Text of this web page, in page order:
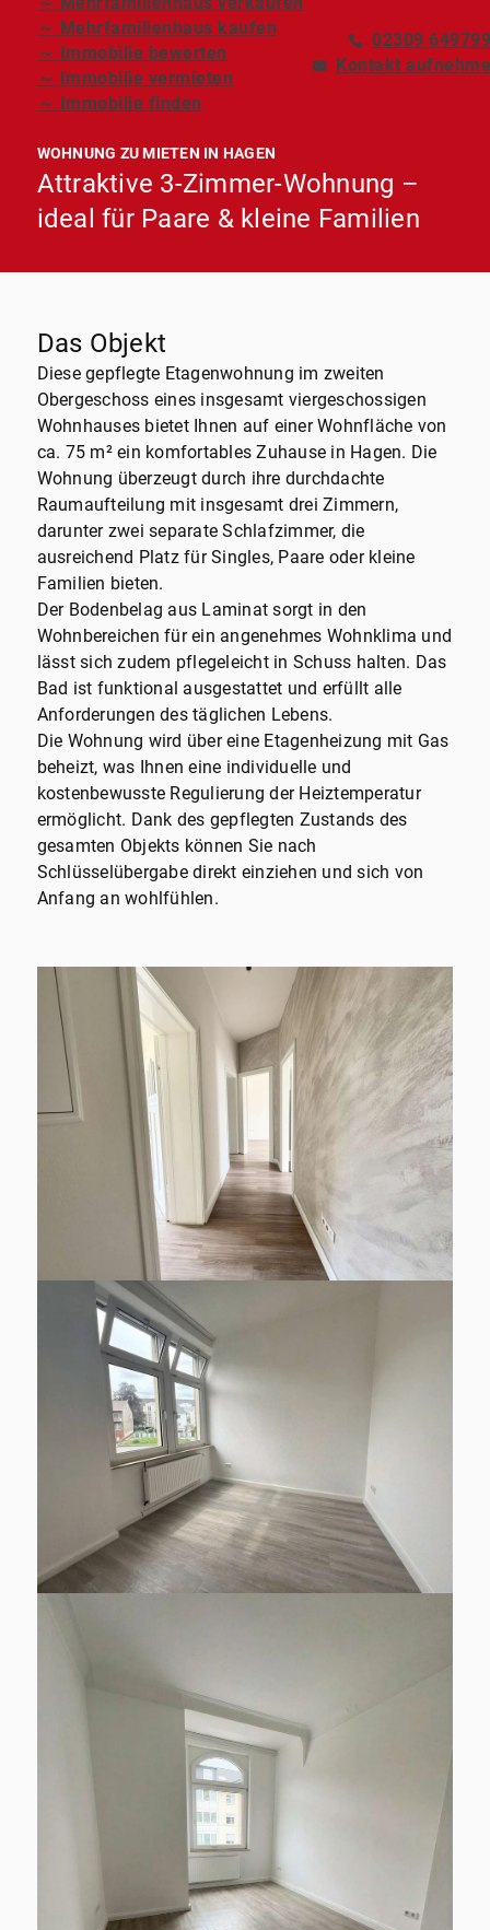
～ Mehrfamilienhaus kaufen
～ Immobilie bewerten
～ Immobilie vermieten
～ Immobilie finden
02309
Kontakt
WOHNUNG ZU MIETEN IN HAGEN
Attraktive 3-Zimmer-Wohnung –
ideal für Paare & kleine Familien
Das Objekt
Diese gepflegte Etagenwohnung im zweiten
Obergeschoss eines insgesamt viergeschossigen
Wohnhauses bietet Ihnen auf einer Wohnfläche von
ca. 75 m² ein komfortables Zuhause in Hagen. Die
Wohnung überzeugt durch ihre durchdachte
Raumaufteilung mit insgesamt drei Zimmern,
darunter zwei separate Schlafzimmer, die
ausreichend Platz für Singles, Paare oder kleine
Familien bieten.
Der Bodenbelag aus Laminat sorgt in den
Wohnbereichen für ein angenehmes Wohnklima und
lässt sich zudem pflegeleicht in Schuss halten. Das
Bad ist funktional ausgestattet und erfüllt alle
Anforderungen des täglichen Lebens.
Die Wohnung wird über eine Etagenheizung mit Gas
beheizt, was Ihnen eine individuelle und
kostenbewusste Regulierung der Heiztemperatur
ermöglicht. Dank des gepflegten Zustands des
gesamten Objekts können Sie nach
Schlüsselübergabe direkt einziehen und sich von
Anfang an wohlfühlen.